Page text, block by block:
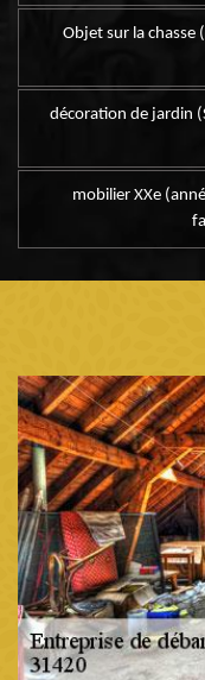
Objet sur la chasse
décoration de jardin
mobilier XXe